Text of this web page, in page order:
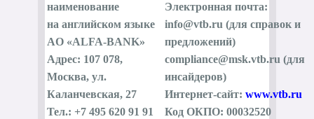
наименование
на английском языке
AO «ALFA-BANK»
Адрес: 107 078,
Москва, ул.
Каланчевская, 27
Тел.: +7 495 620 91 91
Электронная почта:
info@vtb.ru (для справок и
предложений)
compliance@msk.vtb.ru (для
инсайдеров)
Интернет-сайт: www.vtb.ru
Код ОКПО: 00032520